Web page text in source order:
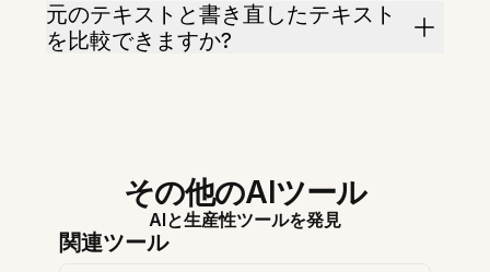
元のテキストと書き直したテキスト
を比較できますか?
その他のAIツール
AIと生産性ツールを発見
関連ツール